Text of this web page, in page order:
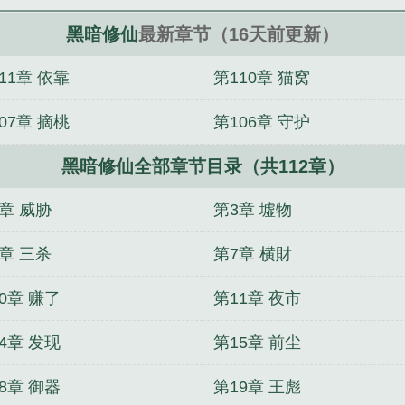
名精心创作的仙侠修真。
黑暗修仙最新章节（16天前更新）
章 依靠 第110章 猫窝
章 摘桃 第106章 守护
黑暗修仙全部章节目录（共112章）
威胁 第3章 墟物
三杀 第7章 横財
章 赚了 第11章 夜市
章 发现 第15章 前尘
章 御器 第19章 王彪